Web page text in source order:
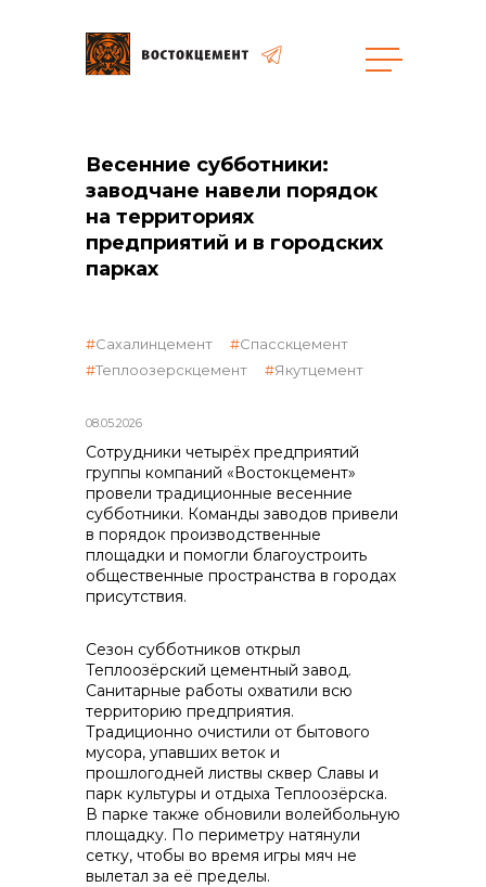
Закупки
общая информация
реализация неликвидов
контакты отдела закупок
Контакты
Весенние субботники:
заводчане навели порядок
на территориях
предприятий и в городских
парках
08.05.2026
Сахалинцемент
Спасскцемент
Теплоозерскцемент
Якутцемент
Сотрудники четырёх предприятий
группы компаний «Востокцемент»
провели традиционные весенние
субботники. Команды заводов привели
в порядок производственные
площадки и помогли благоустроить
общественные пространства в городах
присутствия.
Сезон субботников открыл
Теплоозёрский цементный завод.
Санитарные работы охватили всю
территорию предприятия.
Традиционно очистили от бытового
мусора, упавших веток и
прошлогодней листвы сквер Славы и
парк культуры и отдыха Теплоозёрска.
В парке также обновили волейбольную
площадку. По периметру натянули
сетку, чтобы во время игры мяч не
вылетал за её пределы.